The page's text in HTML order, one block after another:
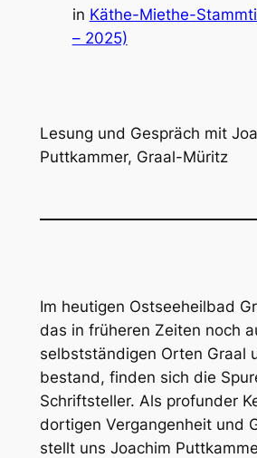
in Käthe-Miethe-
– 2025)
Lesung und Gespräch mit
Puttkammer, Graal-Müritz
Im heutigen Ostseeheilbad
das in früheren Zeiten noch
selbstständigen Orten Graal
bestand, finden sich die
Schriftsteller. Als profunder
dortigen Vergangenheit und
stellt uns Joachim